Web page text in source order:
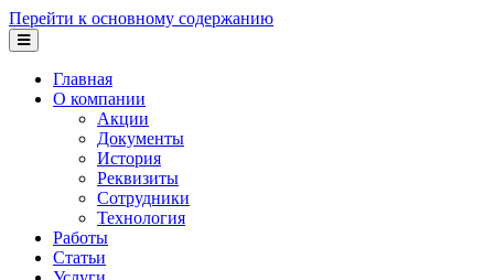
Перейти к основному содержанию
Главная
О компании
Акции
Документы
История
Реквизиты
Сотрудники
Технология
Работы
Статьи